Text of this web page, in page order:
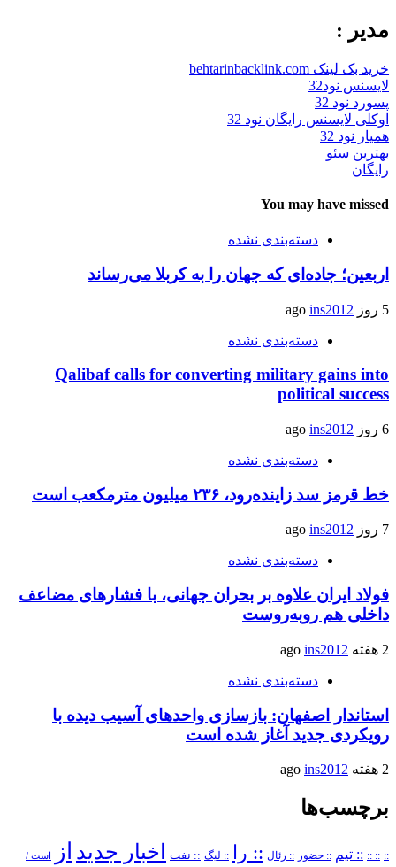
مدیر :
خرید بک لینک behtarinbacklink.com
لایسنس نود32
پسورد نود 32
اوکلی لایسنس رایگان نود 32
همیار نود 32
بهترین سئو
رایگان
You may have missed
دسته‌بندی نشده
اربعین؛ جاده‌ای که جهان را به کربلا می‌رساند
5 روز ago ins2012
دسته‌بندی نشده
Qalibaf calls for converting military gains into
political success
6 روز ago ins2012
دسته‌بندی نشده
خط قرمز سد زاینده‌رود، ۲۳۶ میلیون مترمکعب است
7 روز ago ins2012
دسته‌بندی نشده
فولاد ایران علاوه بر بحران جهانی، با فشارهای مضاعف
داخلی هم روبه‌روست
2 هفته ago ins2012
دسته‌بندی نشده
استاندار اصفهان: بازسازی واحدهای آسیب دیده با
رویکردی جدید آغاز شده است
2 هفته ago ins2012
برچسب‌ها
::
:: :: :: تیم :: حضور :: رئال :: را :: لیگ :: نفت اخبار جدید از است /